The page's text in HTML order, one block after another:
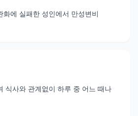
화에 실패한 성인에서 만성변비
식사와 관계없이 하루 중 어느 때나